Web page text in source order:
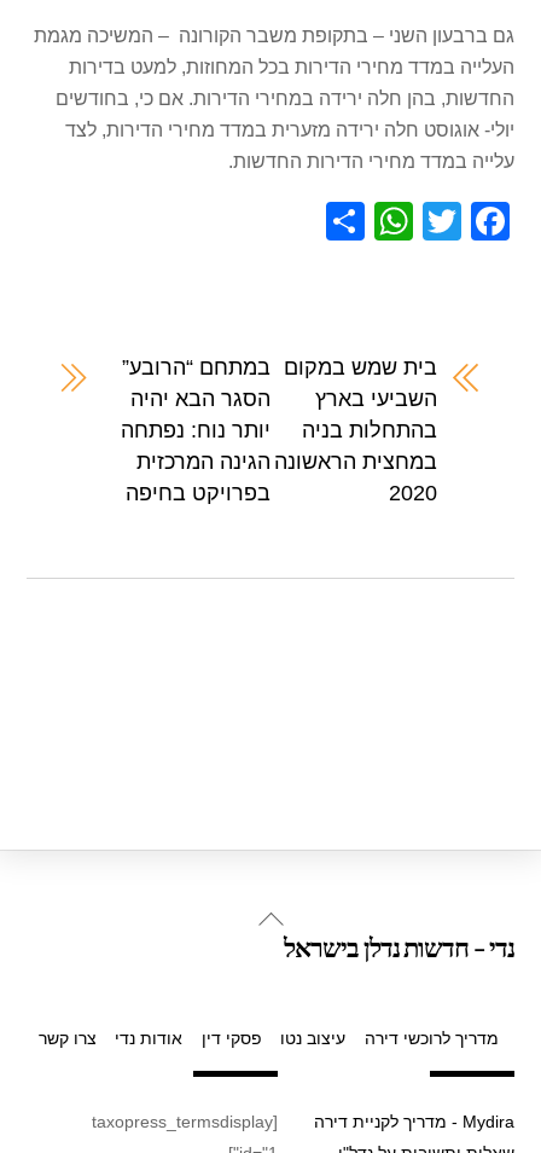
גם ברבעון השני – בתקופת משבר הקורונה – המשיכה מגמת
העלייה במדד מחירי הדירות בכל המחוזות, למעט בדירות
החדשות, בהן חלה ירידה במחירי הדירות. אם כי, בחודשים
יולי- אוגוסט חלה ירידה מזערית במדד מחירי הדירות, לצד
עלייה במדד מחירי הדירות החדשות.
F
b
T
W
A
p
p
בית שמש במקום
השביעי בארץ
בהתחלות בניה
במחצית הראשונה
2020
במתחם “הרובע”
הסגר הבא יהיה
יותר נוח: נפתחה
הגינה המרכזית
בפרויקט בחיפה
Back
נדי - חדשות נדלן בישראל
מדריך לרוכשי דירה עיצוב נטו פסקי דין אודות נדי צרו קשר
Mydira - מדריך לקניית דירה
[taxopress_termsdisplay